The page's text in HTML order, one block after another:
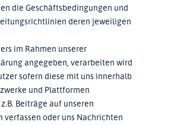
die Geschäftsbedingungen und
deren jeweiligen
im Rahmen unserer
angegeben, verarbeiten wird
sofern diese mit uns innerhalb
und Plattformen
Beiträge auf unseren
verfassen oder uns Nachrichten